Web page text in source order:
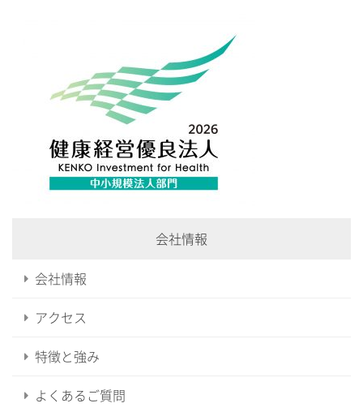
会社情報
会社情報
アクセス
特徴と強み
よくあるご質問